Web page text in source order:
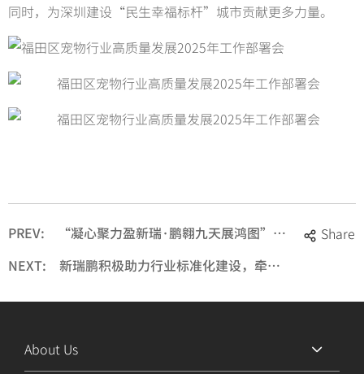
同时，为深圳建设“民生幸福标杆”城市贡献更多力量。
Share
PREV:
“凝心聚力盈新瑞·鹏翱九天展鸿图”新瑞鹏宠物医院集团2025年年度战略规划会议暨年度答谢晚宴圆满落幕
NEXT:
新瑞鹏积极助力行业标准化建设，牵头起草的国家标准公开亮相
About Us